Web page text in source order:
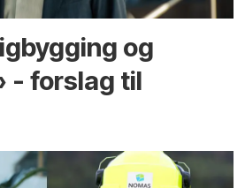
og
- forslag til